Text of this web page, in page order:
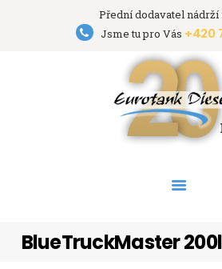
Přední dodavatel nádrží
Jsme tu pro Vás +420
BlueTruckMaster
Eurotank
Přední dodavatel nádrží
HOME
NÁDRŽE
PRONÁJEM NÁDRŽÍ
KONTAKT